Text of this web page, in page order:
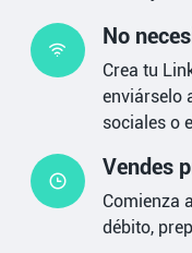
No
Crea tu
enviárselo
sociales o
Vendes
Comienza
débito,